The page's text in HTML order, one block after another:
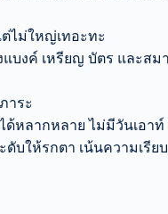
ไม่ใหญ่เทอะทะ
บงค์ เหรียญ บัตร และสมา
าระ
หลากหลาย ไม่มีวันเอาท์
บให้รกตา เน้นความเรียบ